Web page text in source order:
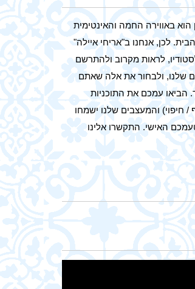
הוא באווירה החמה והאינטימית
לכן, אנחנו ב"אריחי איילה"
לראות מקרוב ולהתרשם
שלנו, ולבחור את אלה שאתם
הביאו עמכם את התוכניות
חיפוי) והמעצבים שלנו ישמחו
האישי. התקשרו אלינו